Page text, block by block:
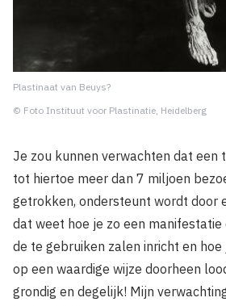
Plastinaat van Beuys?
© Foto Instituut voor Plastinatie, Heidelberg
Je zou kunnen verwachten dat een
tot hiertoe meer dan 7 miljoen
getrokken, ondersteunt wordt door
dat weet hoe je zo een
de te gebruiken zalen inricht en
op een waardige wijze doorheen
grondig en degelijk! Mijn